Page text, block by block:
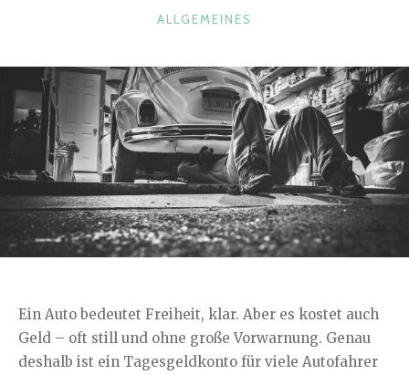
KATEGORIEN
ALLGEMEINES
Ein Auto bedeutet Freiheit, klar. Aber es kostet auch
Geld – oft still und ohne große Vorwarnung. Genau
deshalb ist ein Tagesgeldkonto für viele Autofahrer